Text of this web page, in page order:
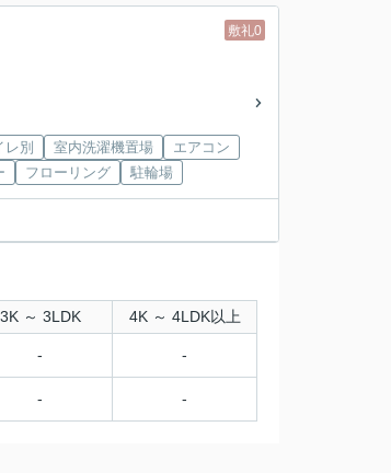
敷礼0
レ別 室内洗濯機置場
エアコン
フローリング 駐輪場
3K ～ 3LDK 4K ～ 4LDK以上
- -
- -